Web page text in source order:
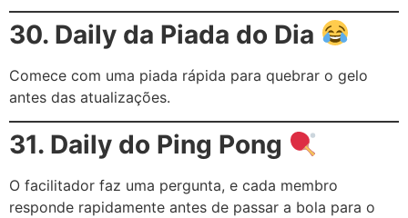
30. Daily da Piada do Dia
Comece com uma piada rápida para quebrar o gelo
antes das atualizações.
31. Daily do Ping Pong
O facilitador faz uma pergunta, e cada membro
responde rapidamente antes de passar a bola para o